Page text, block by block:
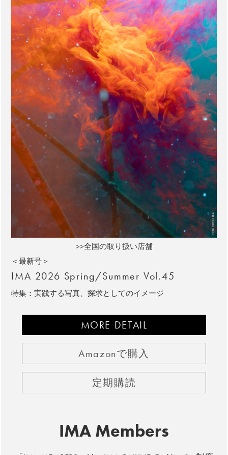
>>全国の取り扱い店舗
＜最新号＞
IMA 2026 Spring/Summer Vol.45
特集：実践する写真、探求としてのイメージ
MORE DETAIL
Amazonで購入
定期購読
IMA Members